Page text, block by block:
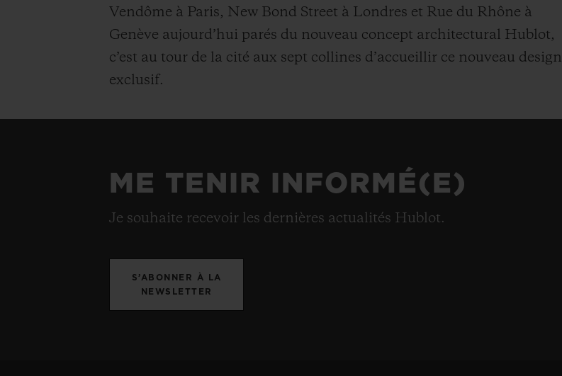
Vendôme à Paris, New Bond Street à Londres et Rue du Rhône à
Genève aujourd’hui parés du nouveau concept architectural Hublot,
c’est au tour de la cité aux sept collines d’accueillir ce nouveau design
exclusif.
ME TENIR INFORMÉ(E)
Je souhaite recevoir les dernières actualités Hublot.
S’ABONNER À LA
NEWSLETTER